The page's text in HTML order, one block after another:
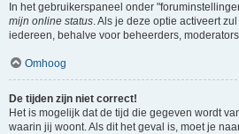
In het gebruikerspaneel onder
mijn online status. Als je deze optie activeert
iedereen, behalve voor beheerders,
Omhoog
De tijden zijn niet correct!
Het is mogelijk dat de tijd die gegeven wordt
waarin jij woont. Als dit het geval is, moet je